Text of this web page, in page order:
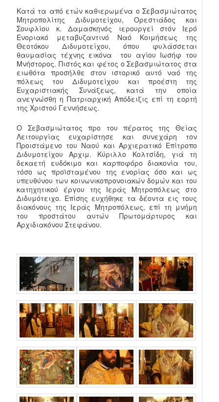
Κατά τα από ετών καθιερωμένα ο Σεβασμιώτατος
Μητροπολίτης Διδυμοτείχου, Ορεστιάδος και
Σουφλίου κ. Δαμασκηνός ιερουργεί στόν Ιερό
Ενοριακό μεταβυζαντινό Ναό Κοιμήσεως της
Θεοτόκου Διδυμοτείχου, όπου φυλάσσεται
θαυμασίας τέχνης εικόνα του αγίου Ιωσήφ του
Μνήστορος. Πιστός και φέτος ο Σεβασμιώτατος στα
ειωθότα προσήλθε στον ιστορικό αυτό ναό της
πόλεως του Διδυμοτείχου και προέστη της
Ευχαριστιακής Συνάξεως, κατά την οποία
ανεγνώσθη η Πατριαρχική Απόδειξις επί τη εορτή
της Χριστού Γεννήσεως.
Ο Σεβασμιώτατος προ του πέρατος της Θείας
Λειτουργίας ευχαρίστησε και συνεχάρη τον
Προιστάμενο του Ναού και Αρχιερατικό Επίτροπο
Διδυμοτείχου Αρχιμ. Κύριλλο Κολτσίδη, γιά τη
δεκαετή ευδόκιμο και καρποφόρο διακονία του,
τόσο ως προϊσταμένου της ενορίας όσο και ως
υπευθύνου των κοινωνικοπρονοιακών δομών και του
κατηχητικού έργου της Ιεράς Μητροπόλεως στο
Διδυμότειχο. Επίσης ευχήθηκε τα δέοντα εις τους
διακόνους της Ιεράς Μητροπόλεως, επί τη μνήμη
του προστάτου αυτών Πρωτομάρτυρος και
Αρχιδιακόνου Στεφάνου.